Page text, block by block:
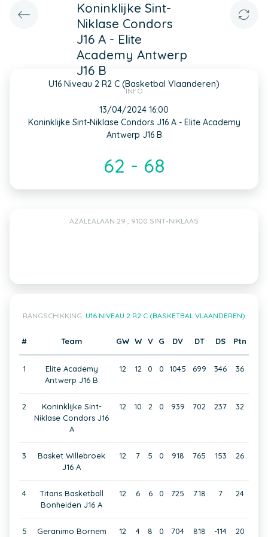
Koninklijke Sint-
Niklase Condors
J16 A - Elite
Academy Antwerp
J16 B
U16 Niveau 2 R2 C (Basketbal Vlaanderen)
INFO
13/04/2024 16:00
Koninklijke Sint-Niklase Condors J16 A - Elite Academy
Antwerp J16 B
62 - 68
AZALEALAAN 29 , 9100 SINT-NIKLAAS
RANGSCHIKKING: U16 NIVEAU 2 R2 C (BASKETBAL VLAANDEREN)
# Team GW W V G DV DT DS Ptn
1
Elite Academy
Antwerp J16 B
12 12 0 0 1045 699 346 36
2
Koninklijke Sint-
Niklase Condors J16
A
12 10 2 0 939 702 237 32
3
Basket Willebroek
J16 A
12 7 5 0 918 765 153 26
4
Titans Basketball
Bonheiden J16 A
12 6 6 0 725 718 7 24
5 Geranimo Bornem 12 4 8 0 704 818 -114 20